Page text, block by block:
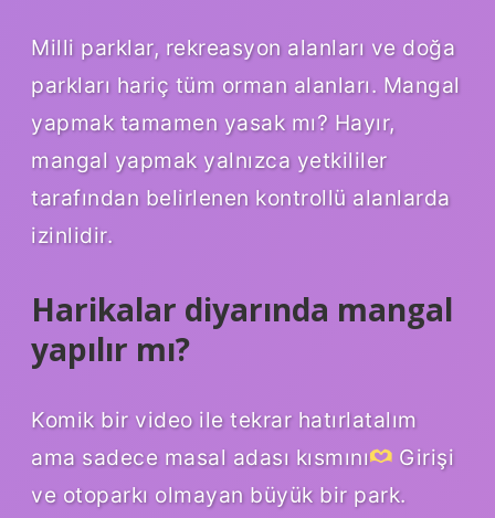
Milli parklar, rekreasyon alanları ve doğa
parkları hariç tüm orman alanları. Mangal
yapmak tamamen yasak mı? Hayır,
mangal yapmak yalnızca yetkililer
tarafından belirlenen kontrollü alanlarda
izinlidir.
Harikalar diyarında mangal
yapılır mı?
Komik bir video ile tekrar hatırlatalım
ama sadece masal adası kısmını
Girişi
ve otoparkı olmayan büyük bir park.